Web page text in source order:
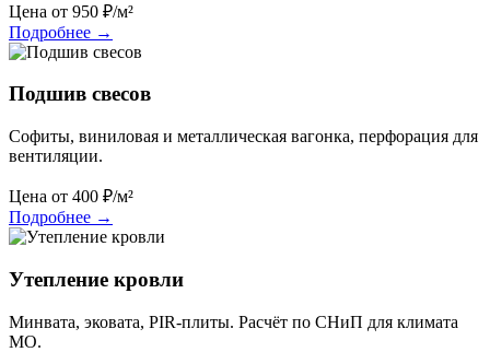
Цена от 950 ₽/м²
Подробнее →
Подшив свесов
Софиты, виниловая и металлическая вагонка, перфорация для
вентиляции.
Цена от 400 ₽/м²
Подробнее →
Утепление кровли
Минвата, эковата, PIR-плиты. Расчёт по СНиП для климата
МО.